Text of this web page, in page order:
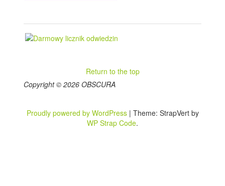
Return to the top
Copyright © 2026 OBSCURA
Proudly powered by WordPress | Theme: StrapVert by
WP Strap Code.